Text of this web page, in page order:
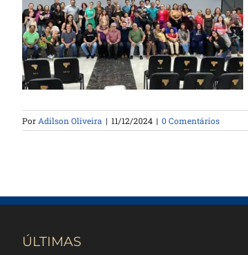
Cine ICB: Uma Experiência de Fé
e Conexão na Catedral da Bênção
Por Adilson Oliveira | 11/12/2024 | 0 Comentários
ÚLTIMAS